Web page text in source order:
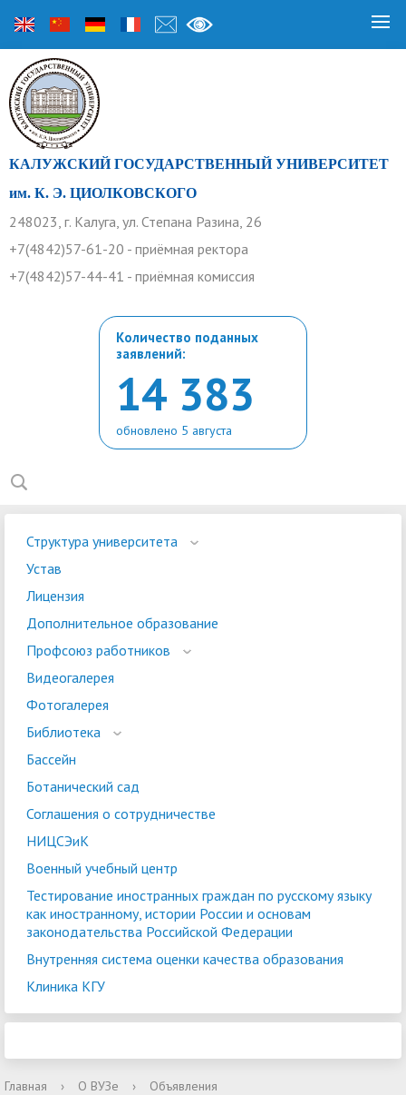
КАЛУЖСКИЙ ГОСУДАРСТВЕННЫЙ УНИВЕРСИТЕТ
им. К. Э. ЦИОЛКОВСКОГО
248023, г. Калуга, ул. Степана Разина, 26
+7(4842)57-61-20 - приёмная ректора
+7(4842)57-44-41 - приёмная комиссия
Количество поданных
заявлений:
14 383
обновлено 5 августа
Структура университета
Устав
Лицензия
Дополнительное образование
Профсоюз работников
Видеогалерея
Фотогалерея
Библиотека
Бассейн
Ботанический сад
Соглашения о сотрудничестве
НИЦСЭиК
Военный учебный центр
Тестирование иностранных граждан по русскому языку
как иностранному, истории России и основам
законодательства Российской Федерации
Внутренняя система оценки качества образования
Клиника КГУ
Главная › О ВУЗе › Объявления